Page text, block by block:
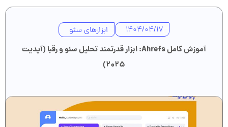
1404/04/17
ابزارهای سئو
آموزش کامل Ahrefs: ابزار قدرتمند تحلیل سئو و رقبا (آپدیت
۲۰۲۵)